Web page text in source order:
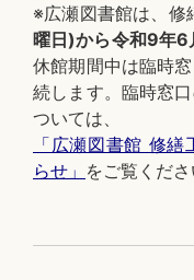
※広瀬図書館は、修
曜日)から令和9年
休館期間中は臨時
続します。臨時窓
ついては、
「広瀬図書館 修
らせ」 をご覧くださ